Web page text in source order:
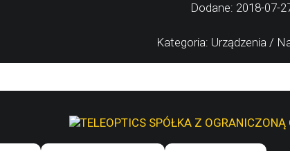
Dodane: 2018-07-
Kategoria: Urządzenia /